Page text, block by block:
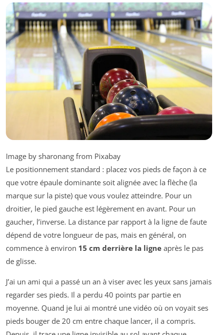
Image by sharonang from Pixabay
Le positionnement standard : placez vos pieds de façon à ce
que votre épaule dominante soit alignée avec la flèche (la
marque sur la piste) que vous voulez atteindre. Pour un
droitier, le pied gauche est légèrement en avant. Pour un
gaucher, l’inverse. La distance par rapport à la ligne de faute
dépend de votre longueur de pas, mais en général, on
commence à environ 15 cm derrière la ligne après le pas
de glisse.
J’ai un ami qui a passé un an à viser avec les yeux sans jamais
regarder ses pieds. Il a perdu 40 points par partie en
moyenne. Quand je lui ai montré une vidéo où on voyait ses
pieds bouger de 20 cm entre chaque lancer, il a compris.